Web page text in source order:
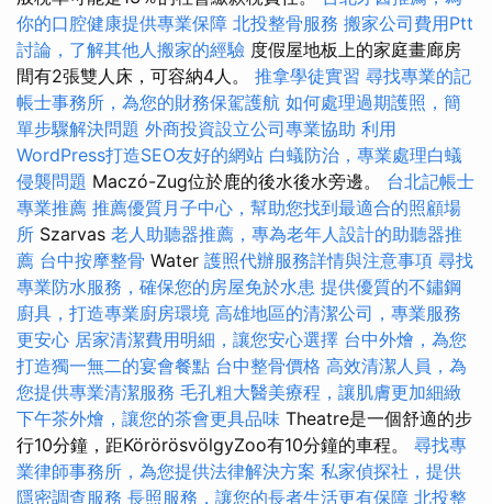
你的口腔健康提供專業保障 北投整骨服務 搬家公司費用Ptt
討論，了解其他人搬家的經驗 度假屋地板上的家庭畫廊房
間有2張雙人床，可容納4人。 推拿學徒實習 尋找專業的記
帳士事務所，為您的財務保駕護航 如何處理過期護照，簡
單步驟解決問題 外商投資設立公司專業協助 利用
WordPress打造SEO友好的網站 白蟻防治，專業處理白蟻
侵襲問題 Maczó-Zug位於鹿的後水後水旁邊。 台北記帳士
專業推薦 推薦優質月子中心，幫助您找到最適合的照顧場
所 Szarvas 老人助聽器推薦，專為老年人設計的助聽器推
薦 台中按摩整骨 Water 護照代辦服務詳情與注意事項 尋找
專業防水服務，確保您的房屋免於水患 提供優質的不鏽鋼
廚具，打造專業廚房環境 高雄地區的清潔公司，專業服務
更安心 居家清潔費用明細，讓您安心選擇 台中外燴，為您
打造獨一無二的宴會餐點 台中整骨價格 高效清潔人員，為
您提供專業清潔服務 毛孔粗大醫美療程，讓肌膚更加細緻
下午茶外燴，讓您的茶會更具品味 Theatre是一個舒適的步
行10分鐘，距KörörösvölgyZoo有10分鐘的車程。 尋找專
業律師事務所，為您提供法律解決方案 私家偵探社，提供
隱密調查服務 長照服務，讓您的長者生活更有保障 北投整